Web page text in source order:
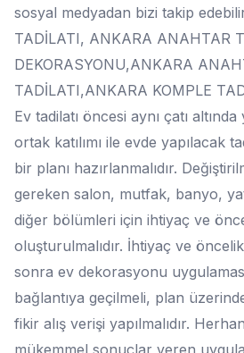
sosyal medyadan bizi takip
TADİLATI, ANKARA ANAHTAR
DEKORASYONU,ANKARA
TADİLATI,ANKARA KOMPLE
Ev tadilatı öncesi aynı çatı
ortak katılımı ile evde yapılacak
bir planı hazırlanmalıdır.
gereken salon, mutfak, banyo,
diğer bölümleri için ihtiyaç ve
oluşturulmalıdır. İhtiyaç ve
sonra ev dekorasyonu
bağlantıya geçilmeli, plan
fikir alış verişi yapılmalıdır.
mükemmel sonuçlar veren